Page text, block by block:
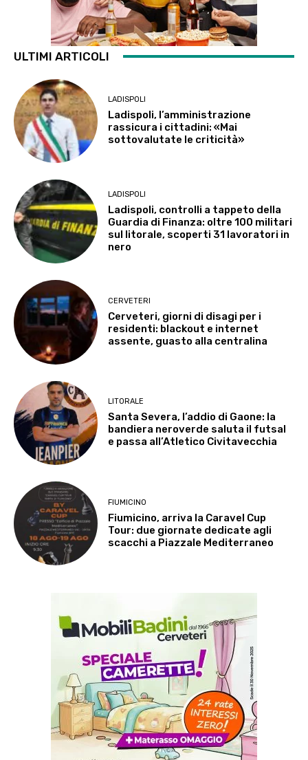
ULTIMI ARTICOLI
LADISPOLI
Ladispoli, l’amministrazione
rassicura i cittadini: «Mai
sottovalutate le criticità»
LADISPOLI
Ladispoli, controlli a tappeto della
Guardia di Finanza: oltre 100 militari
sul litorale, scoperti 31 lavoratori in
nero
CERVETERI
Cerveteri, giorni di disagi per i
residenti: blackout e internet
assente, guasto alla centralina
LITORALE
Santa Severa, l’addio di Gaone: la
bandiera neroverde saluta il futsal
e passa all’Atletico Civitavecchia
FIUMICINO
Fiumicino, arriva la Caravel Cup
Tour: due giornate dedicate agli
scacchi a Piazzale Mediterraneo